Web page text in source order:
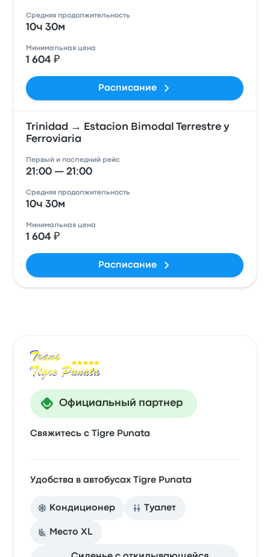
Средняя продолжительность
10ч 30м
Минимальная цена
1 604 ₽
Расписание
Trinidad → Estacion Bimodal Terrestre y
Ferroviaria
Первый и последний рейс
21:00 — 21:00
Средняя продолжительность
10ч 30м
Минимальная цена
1 604 ₽
Расписание
Официальный партнер
Свяжитесь с Tigre Punata
Удобства в автобусах Tigre Punata
Кондиционер Туалет
Место XL